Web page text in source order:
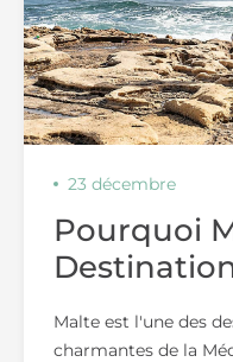
23 décembre
Pourquoi
Malte est l'une des
charmantes de la